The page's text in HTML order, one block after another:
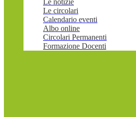
Le notizie
Le circolari
Calendario eventi
Albo online
Circolari Permanenti
Formazione Docenti